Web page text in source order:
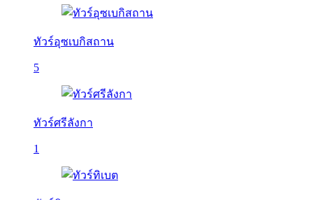
ทัวร์อุซเบกิสถาน
5
ทัวร์ศรีลังกา
1